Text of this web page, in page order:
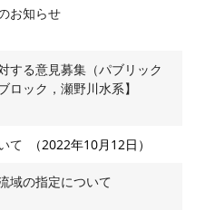
お知らせ
する意見募集（パブリック
ロック，瀬野川水系】
て 2022年10月12日
域の指定について